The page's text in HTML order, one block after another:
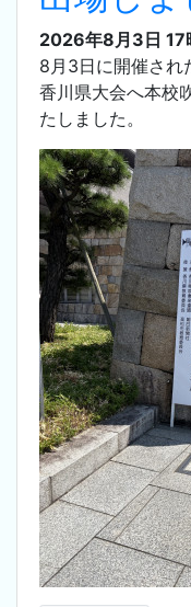
2026年8月3日 17
8月3日に開催され
香川県大会へ本校
たしました。